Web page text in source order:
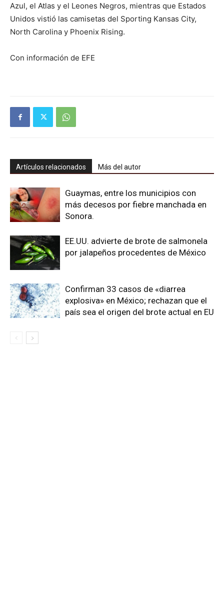
Azul, el Atlas y el Leones Negros, mientras que Estados
Unidos vistió las camisetas del Sporting Kansas City,
North Carolina y Phoenix Rising.
Con información de EFE
Artículos relacionados Más del autor
Guaymas, entre los municipios con
más decesos por fiebre manchada en
Sonora.
EE.UU. advierte de brote de salmonela
por jalapeños procedentes de México
Confirman 33 casos de «diarrea
explosiva» en México; rechazan que el
país sea el origen del brote actual en EU